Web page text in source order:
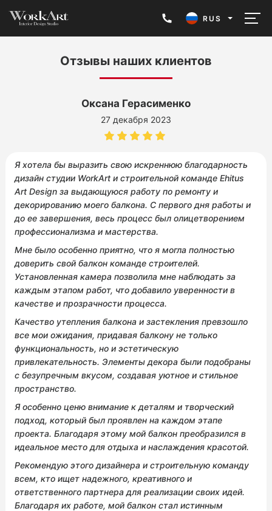
RUS
Eesti
English
Отзывы наших клиентов
Оксана Герасименко
27 декабря 2023
Я хотела бы выразить свою искреннюю благодарность
дизайн студии WorkArt и строительной команде Ehitus
Art Design за выдающуюся работу по ремонту и
декорированию моего балкона. С первого дня работы и
до ее завершения, весь процесс был олицетворением
профессионализма и мастерства.
Мне было особенно приятно, что я могла полностью
доверить свой балкон команде строителей.
Установленная камера позволила мне наблюдать за
каждым этапом работ, что добавило уверенности в
качестве и прозрачности процесса.
Качество утепления балкона и застекления превзошло
все мои ожидания, придавая балкону не только
функциональность, но и эстетическую
привлекательность. Элементы декора были подобраны
с безупречным вкусом, создавая уютное и стильное
пространство.
Я особенно ценю внимание к деталям и творческий
подход, который был проявлен на каждом этапе
проекта. Благодаря этому мой балкон преобразился в
идеальное место для отдыха и наслаждения красотой.
Рекомендую этого дизайнера и строительную команду
всем, кто ищет надежного, креативного и
ответственного партнера для реализации своих идей.
Благодаря их работе, мой балкон стал истинным